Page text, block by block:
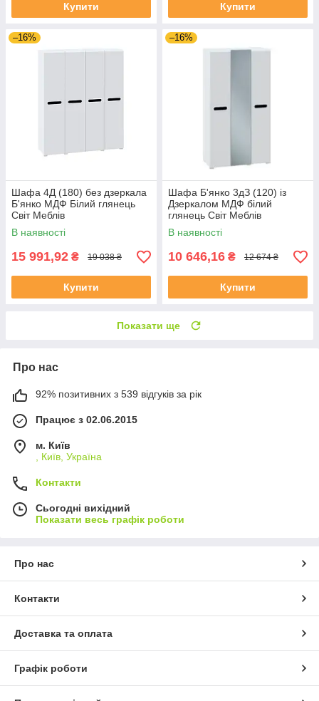
Купити Купити
–16%
Шафа 4Д (180) без дзеркала
Б'янко МДФ Білий глянець
Світ Меблів
В наявності
15 991,92 ₴ 19 038 ₴
Купити
–16%
Шафа Б'янко 3дЗ (120) із
Дзеркалом МДФ білий
глянець Світ Меблів
В наявності
10 646,16 ₴ 12 674 ₴
Купити
Показати ще
Про нас
92% позитивних з 539 відгуків за рік
Працює з 02.06.2015
м. Київ
, Київ, Україна
Контакти
Сьогодні вихідний
Показати весь графік роботи
Про нас
Контакти
Доставка та оплата
Графік роботи